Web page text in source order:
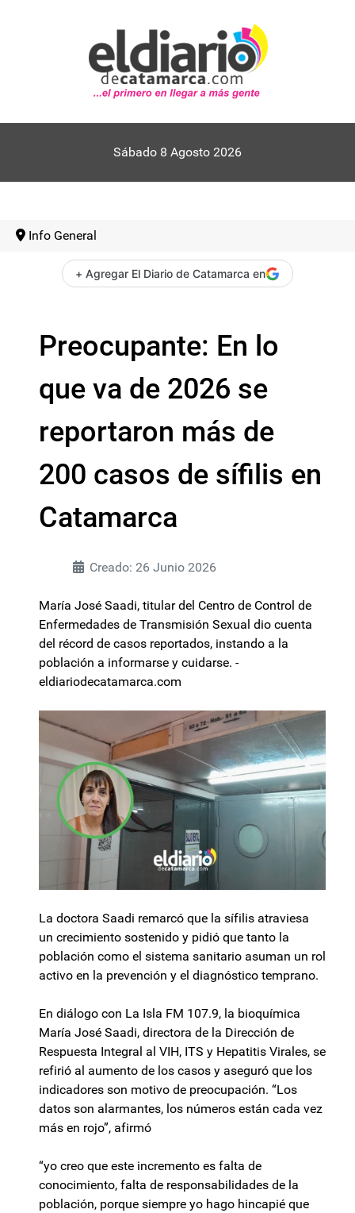
Sábado 8 Agosto 2026
Info General
+ Agregar El Diario de Catamarca en
Preocupante: En lo
que va de 2026 se
reportaron más de
200 casos de sífilis en
Catamarca
Creado: 26 Junio 2026
María José Saadi, titular del Centro de Control de
Enfermedades de Transmisión Sexual dio cuenta
del récord de casos reportados, instando a la
población a informarse y cuidarse. -
eldiariodecatamarca.com
La doctora Saadi remarcó que la sífilis atraviesa
un crecimiento sostenido y pidió que tanto la
población como el sistema sanitario asuman un rol
activo en la prevención y el diagnóstico temprano.
En diálogo con La Isla FM 107.9, la bioquímica
María José Saadi, directora de la Dirección de
Respuesta Integral al VIH, ITS y Hepatitis Virales, se
refirió al aumento de los casos y aseguró que los
indicadores son motivo de preocupación. “Los
datos son alarmantes, los números están cada vez
más en rojo”, afirmó
“yo creo que este incremento es falta de
conocimiento, falta de responsabilidades de la
población, porque siempre yo hago hincapié que